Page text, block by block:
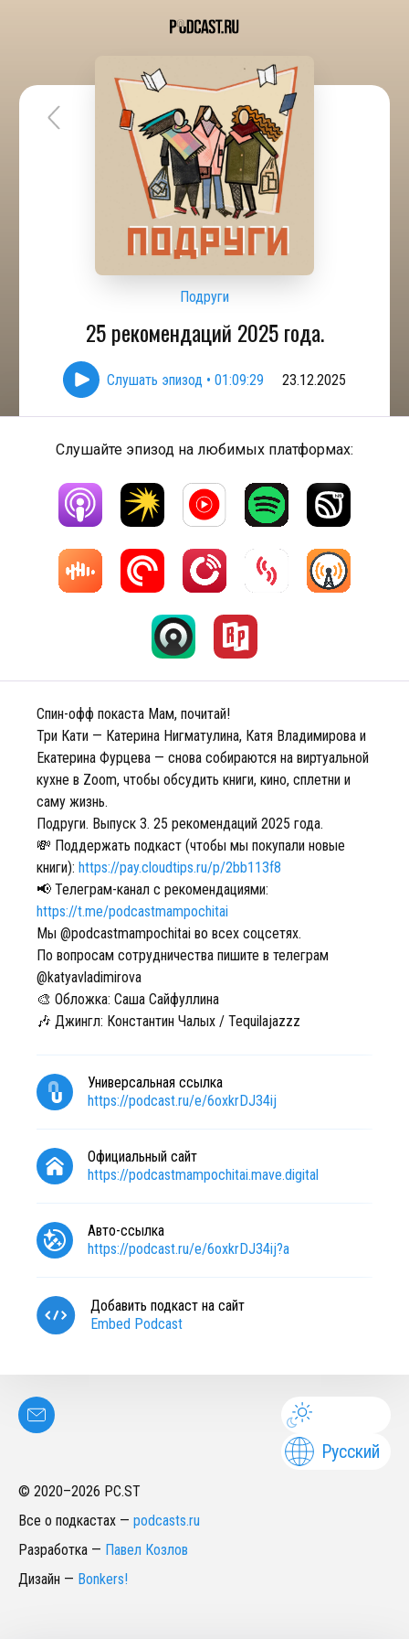
Подруги
25 рекомендаций 2025 года.
Слушать эпизод • 01:09:29 23.12.2025
Слушайте эпизод на любимых платформах:
Спин-офф покаста Мам, почитай!
Три Кати — Катерина Нигматулина, Катя Владимирова и
Екатерина Фурцева — снова собираются на виртуальной
кухне в Zoom, чтобы обсудить книги, кино, сплетни и
саму жизнь.
Подруги. Выпуск 3. 25 рекомендаций 2025 года.
💸 Поддержать подкаст (чтобы мы покупали новые
книги): https://pay.cloudtips.ru/p/2bb113f8
📢 Телеграм-канал с рекомендациями:
https://t.me/podcastmampochitai
Мы @podcastmampochitai во всех соцсетях.
По вопросам сотрудничества пишите в телеграм
@katyavladimirova
🎨 Обложка: Саша Сайфуллина
🎶 Джингл: Константин Чалых / Tequilajazzz
Универсальная ссылка
https://podcast.ru/e/6oxkrDJ34ij
Официальный сайт
https://podcastmampochitai.mave.digital
Авто-ссылка
https://podcast.ru/e/6oxkrDJ34ij?a
Добавить подкаст на сайт
Embed Podcast
Русский
© 2020–2026 PC.ST
Все о подкастах — podcasts.ru
Разработка — Павел Козлов
Дизайн — Bonkers!